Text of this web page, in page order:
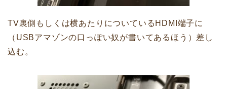
TV裏側もしくは横あたりについているHDMI端子に
（USBアマゾンの口っぽい奴が書いてあるほう）差し
込む。